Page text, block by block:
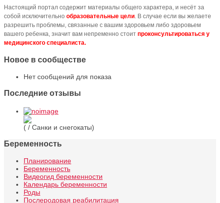
Настоящий портал содержит материалы общего характера, и несёт за
собой исключительно образовательные цели. В случае если вы желаете
разрешить проблемы, связанные с вашим здоровьем либо здоровьем
вашего ребенка, значит вам непременно стоит проконсультироваться у
медицинского специалиста.
Новое в сообществе
Нет сообщений для показа
Последние отзывы
( / Санки и снегокаты)
Беременность
Планирование
Беременность
Видеогид беременности
Календарь беременности
Роды
Послеродовая реабилитация